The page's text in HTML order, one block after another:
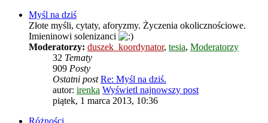
Myśl na dziś
Złote myśli, cytaty, aforyzmy. Życzenia okolicznościowe.
Imieninowi solenizanci
Moderatorzy: duszek_koordynator, tesia, Moderatorzy
32 Tematy
909 Posty
Ostatni post Re: Myśl na dziś.
autor: irenka Wyświetl najnowszy post
piątek, 1 marca 2013, 10:36
Różności